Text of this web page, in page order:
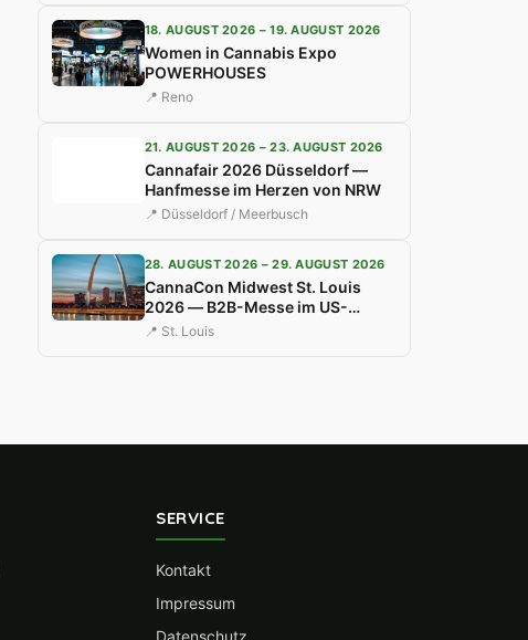
18. AUGUST 2026 – 19. AUGUST 2026
Women in Cannabis Expo
POWERHOUSES
📍 Reno
21. AUGUST 2026 – 23. AUGUST 2026
Cannafair 2026 Düsseldorf —
Hanfmesse im Herzen von NRW
📍 Düsseldorf / Meerbusch
28. AUGUST 2026 – 29. AUGUST 2026
CannaCon Midwest St. Louis
2026 — B2B-Messe im US-
Mittleren Westen
📍 St. Louis
SERVICE
Kontakt
Impressum
Datenschutz